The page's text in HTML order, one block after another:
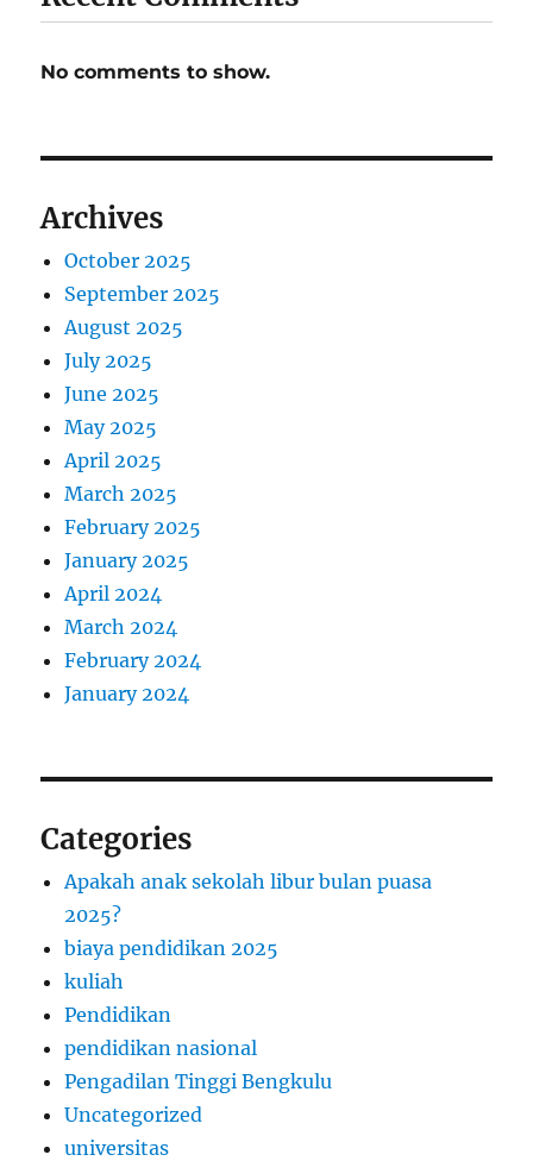
No comments to show.
Archives
October 2025
September 2025
August 2025
July 2025
June 2025
May 2025
April 2025
March 2025
February 2025
January 2025
April 2024
March 2024
February 2024
January 2024
Categories
Apakah anak sekolah libur bulan puasa
2025?
biaya pendidikan 2025
kuliah
Pendidikan
pendidikan nasional
Pengadilan Tinggi Bengkulu
Uncategorized
universitas